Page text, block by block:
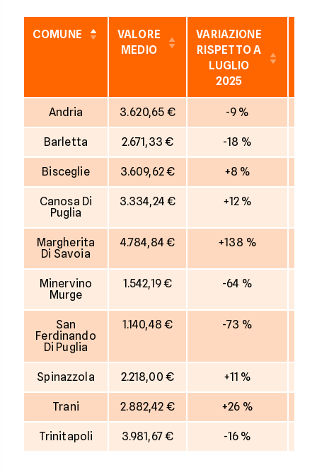
COMUNE
VALORE
MEDIO
VARIAZIONE
RISPETTO A
LUGLIO
2025
Andria 3.620,65 € -9 %
Barletta 2.671,33 € -18 %
Bisceglie 3.609,62 € +8 %
Canosa Di
Puglia
3.334,24 € +12 %
Margherita
Di Savoia
4.784,84 € +138 %
Minervino
Murge
1.542,19 € -64 %
San
Ferdinando
Di Puglia
1.140,48 € -73 %
Spinazzola 2.218,00 € +11 %
Trani 2.882,42 € +26 %
Trinitapoli 3.981,67 € -16 %